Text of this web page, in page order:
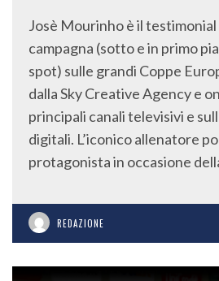
Josè Mourinho è il testimonial
campagna (sotto e in primo
spot) sulle grandi Coppe
dalla Sky Creative Agency e
principali canali televisivi e
digitali. L’iconico allenatore
protagonista in occasione
REDAZIONE